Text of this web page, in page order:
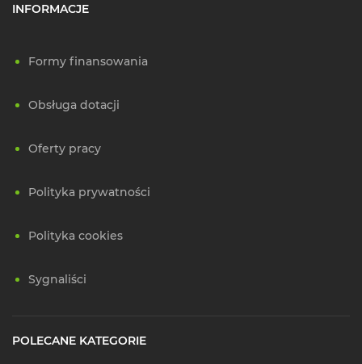
INFORMACJE
Formy finansowania
Obsługa dotacji
Oferty pracy
Polityka prywatności
Polityka cookies
Sygnaliści
POLECANE KATEGORIE